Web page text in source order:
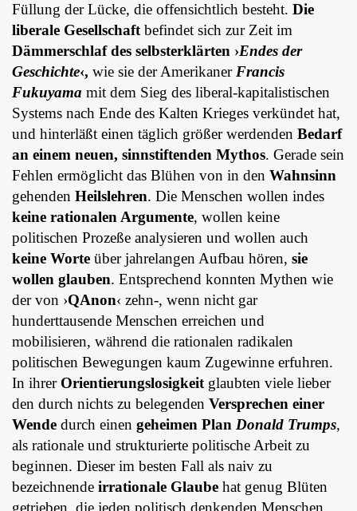
Füllung der Lücke, die offensichtlich besteht. Die
liberale Gesellschaft befindet sich zur Zeit im
Dämmerschlaf des selbsterklärten ›Endes der
Geschichte‹, wie sie der Amerikaner Francis
Fukuyama mit dem Sieg des liberal-kapitalistischen
Systems nach Ende des Kalten Krieges verkündet hat,
und hinterläßt einen täglich größer werdenden Bedarf
an einem neuen, sinnstiftenden Mythos. Gerade sein
Fehlen ermöglicht das Blühen von in den Wahnsinn
gehenden Heilslehren. Die Menschen wollen indes
keine rationalen Argumente, wollen keine
politischen Prozeße analysieren und wollen auch
keine Worte über jahrelangen Aufbau hören, sie
wollen glauben. Entsprechend konnten Mythen wie
der von ›QAnon‹ zehn-, wenn nicht gar
hunderttausende Menschen erreichen und
mobilisieren, während die rationalen radikalen
politischen Bewegungen kaum Zugewinne erfuhren.
In ihrer Orientierungslosigkeit glaubten viele lieber
den durch nichts zu belegenden Versprechen einer
Wende durch einen geheimen Plan Donald Trumps,
als rationale und strukturierte politische Arbeit zu
beginnen. Dieser im besten Fall als naiv zu
bezeichnende irrationale Glaube hat genug Blüten
getrieben, die jeden politisch denkenden Menschen